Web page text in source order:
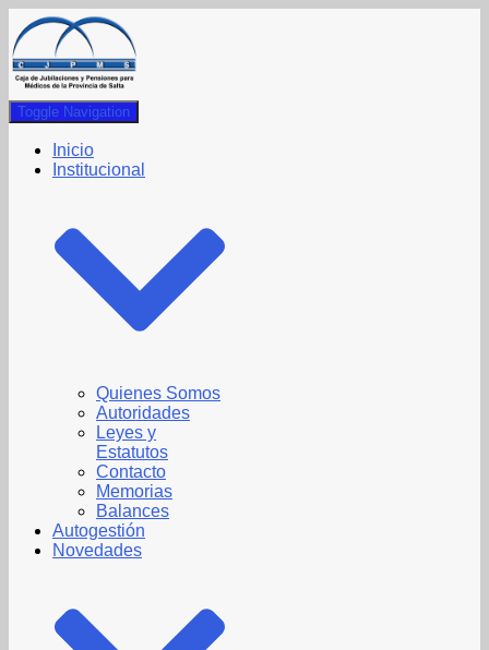
Toggle Navigation
Inicio
Institucional
Quienes Somos
Autoridades
Leyes y
Estatutos
Contacto
Memorias
Balances
Autogestión
Novedades